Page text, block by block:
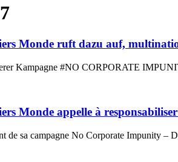
Monde ruft dazu auf,
Kampagne #NO CORPORATE
Monde appelle à
de sa campagne No Corporate Impunity